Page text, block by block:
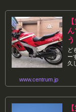
う
ど
ー
久
www.centrum.jp